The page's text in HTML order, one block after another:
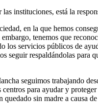
instituciones, está la
en la que hemos
tenemos que
servicios públicos de
seguir respaldándolas para
seguimos trabajando
para ayudar y
sin madre a causa